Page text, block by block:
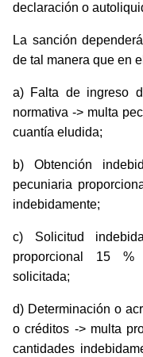
declaración o
La sanción
de tal manera que en
a) Falta de ingreso
normativa -> multa
cuantía eludida;
b) Obtención
pecuniaria
indebidamente;
c) Solicitud
proporcional 15 %
solicitada;
d) Determinación o
o créditos -> multa
cantidades